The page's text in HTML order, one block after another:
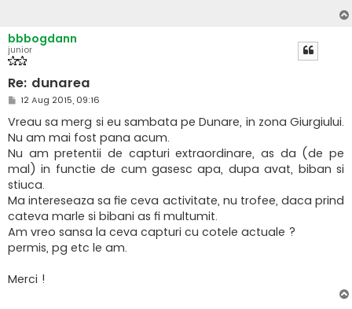
bbbogdann
junior
Re: dunarea
M
s
a
j
12 Aug 2015, 09:16
Vreau sa merg si eu sambata pe Dunare, in zona Giurgiului.
Nu am mai fost pana acum.
Nu am pretentii de capturi extraordinare, as da (de pe
mal) in functie de cum gasesc apa, dupa avat, biban si
stiuca.
Ma intereseaza sa fie ceva activitate, nu trofee, daca prind
cateva marle si bibani as fi multumit.
Am vreo sansa la ceva capturi cu cotele actuale ?
permis, pg etc le am.
Merci !